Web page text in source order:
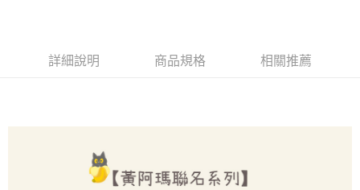
【注意事項】
3.完整用戶服務條款，請詳閱以下連結：
３．收到繳費通知簡訊後14天內，點擊此簡訊中的連結，可透過四大超商／
ATM／網路銀行／等多元方式進行付款，方視為交易完成。
https://netprotections.freshdesk.com/support/home
付款後全家取貨
每筆NT$60，滿NT$1,000(含以上)免運費
詳細說明 商品規格 相關推薦